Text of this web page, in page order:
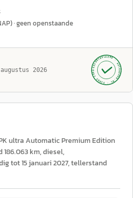
· geen openstaande
2026 GECONTROLEERD ·
AUTOKOPEN.NL
· SINDS 1999 ·
ultra Automatic Premium Edition
186.063 km, diesel,
tot 15 januari 2027, tellerstand